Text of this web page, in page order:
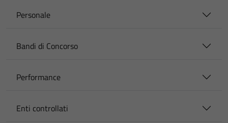
Personale
Bandi di Concorso
Performance
Enti controllati